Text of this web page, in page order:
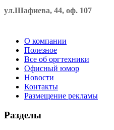
ул.Шафиева, 44, оф. 107
О компании
Полезное
Все об оргтехники
Офисный юмор
Новости
Контакты
Размещение рекламы
Разделы